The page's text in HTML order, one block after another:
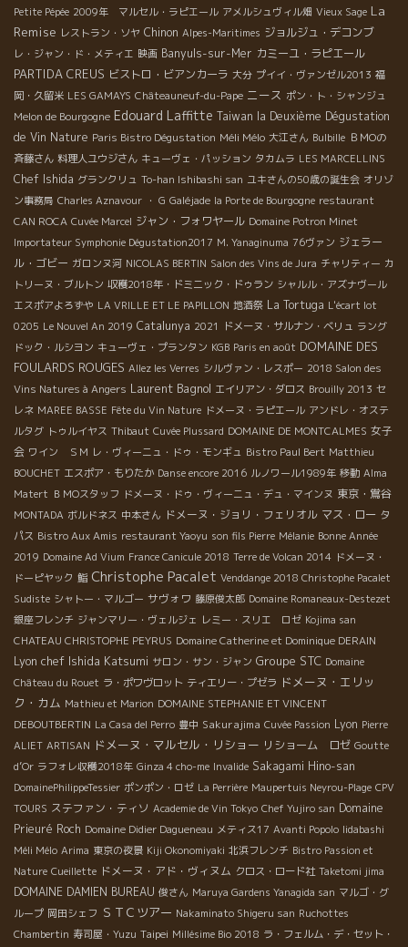
Petite Pépée 2009年 マルセル・ラピエール アメルシュヴィル畑 Vieux Sage La
Remise レストラン・ソヤ Chinon Alpes-Maritimes ジョルジュ・デコンブ
レ・ジャン・ド・メティエ 映画 Banyuls-sur-Mer カミーユ・ラピエール
PARTIDA CREUS ビストロ・ビアンカーラ 大分 プイイ・ヴァンゼル2013 福
岡・久留米 LES GAMAYS Châteauneuf-du-Pape ニース ポン・ト・シャンジュ
Melon de Bourgogne Edouard Laffitte Taiwan la Deuxième Dégustation
de Vin Nature Paris Bistro Dégustation Méli Mélo 大江さん Bulbille ＢＭОの
斉藤さん 料理人ユウジさん キューヴェ・パッション タカムラ LES MARCELLINS
Chef Ishida グランクリュ To-han Ishibashi san ユキさんの50歳の誕生会 オリゾ
ン事務局 Charles Aznavour ・ G Galéjade la Porte de Bourgogne restaurant
CAN ROCA Cuvée Marcel ジャン・フォワヤール Domaine Potron Minet
Importateur Symphonie Dégustation2017 M. Yanaginuma 76ヴァン ジェラー
ル・ゴビー ガロンヌ河 NICOLAS BERTIN Salon des Vins de Jura チャリティー カ
トリーヌ・ブルトン 収穫2018年・ドミニック・ドゥラン シャルル・アズナヴール
エスポアよろずや LA VRILLE ET LE PAPILLON 地酒祭 La Tortuga L'écart lot
0205 Le Nouvel An 2019 Catalunya 2021 ドメーヌ・サルナン・ベリュ ラング
ドック・ルシヨン キューヴェ・プランタン KGB Paris en août DOMAINE DES
FOULARDS ROUGES Allez les Verres シルヴァン・レスポー 2018 Salon des
Vins Natures à Angers Laurent Bagnol エイリアン・ダロス Brouilly 2013 セ
レネ MAREE BASSE Fête du Vin Nature ドメーヌ・ラピエール アンドレ・オステ
ルタグ トゥルイヤス Thibaut Cuvée Plussard DOMAINE DE MONTCALMES 女子
会 ワイン ＳＭ レ・ヴィーニュ・ドゥ・モンギュ Bistro Paul Bert Matthieu
BOUCHET エスポア・もりたか Danse encore 2016 ルノワール1989年 移動 Alma
Matert ＢＭОスタッフ ドメーヌ・ドゥ・ヴィーニュ・デュ・マインヌ 東京・鴬谷
MONTADA ボルドネス 中本さん ドメーヌ・ジョリ・フェリオル マス・ロー タ
パス Bistro Aux Amis restaurant Yaoyu son fils Pierre Mélanie Bonne Année
2019 Domaine Ad Vium France Canicule 2018 Terre de Volcan 2014 ドメーヌ・
ドーピヤック 鮨 Christophe Pacalet Venddange 2018 Christophe Pacalet
Sudiste シャトー・マルゴー サヴォワ 藤原俊太郎 Domaine Romaneaux-Destezet
銀座フレンチ ジャンマリー・ヴェルジェ レミー・スリエ ロゼ Kojima san
CHATEAU CHRISTOPHE PEYRUS Domaine Catherine et Dominique DERAIN
Lyon chef Ishida Katsumi サロン・サン・ジャン Groupe STC Domaine
Château du Rouet ラ・ポワヴロット ティエリー・プゼラ ドメーヌ・エリッ
ク・カム Mathieu et Marion DOMAINE STEPHANIE ET VINCENT
DEBOUTBERTIN La Casa del Perro 豊中 Sakurajima Cuvée Passion Lyon Pierre
ALIET ARTISAN ドメーヌ・マルセル・リショー リショーム ロゼ Goutte
d’Or ラフォレ収穫2018年 Ginza 4 cho-me Invalide Sakagami Hino-san
DomainePhilippeTessier ポンポン・ロゼ La Perrière Maupertuis Neyrou-Plage CPV
TOURS ステファン・ティソ Academie de Vin Tokyo Chef Yujiro san Domaine
Prieuré Roch Domaine Didier Dagueneau メティス17 Avanti Popolo Iidabashi
Méli Mélo Arima 東京の夜景 Kiji Okonomiyaki 北浜フレンチ Bistro Passion et
Nature Cueillette ドメーヌ・アド・ヴィヌム クロス・ロード社 Taketomi jima
DOMAINE DAMIEN BUREAU 俊さん Maruya Gardens Yanagida san マルゴ・グ
ループ 岡田シェフ ＳＴＣツアー Nakaminato Shigeru san Ruchottes
Chambertin 寿司屋・Yuzu Taipei Millésime Bio 2018 ラ・フェルム・デ・セット・